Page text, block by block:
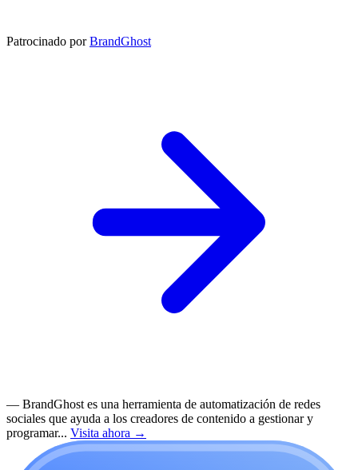
Patrocinado por BrandGhost
— BrandGhost es una herramienta de automatización de redes
sociales que ayuda a los creadores de contenido a gestionar y
programar... Visita ahora →